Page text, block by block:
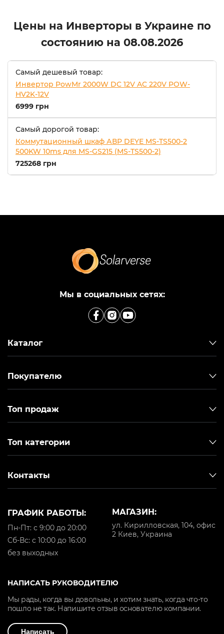
Цены на Инверторы в Украине по
состоянию на 08.08.2026
Самый дешевый товар:
Инвертор PowMr 2000W DC 12V AC 220V POW-
HV2K-12V
6999 грн
Самый дорогой товар:
Коммутационный шкаф АВР DEYE MS-TS500-2
500KW 10ms для MS-GS215 (MS-TS500-2)
725268 грн
Мы в социальных сетях:
Каталог
Покупателю
Топ продаж
Топ категории
Контакты
МАГАЗИН:
ул. Кирилловская, 104, офис
2 Киев, Украина
ГРАФИК РАБОТЫ:
Пн-Пт: с 9:00 до 20:00
Cб-Вс: с 10:00 до 16:00
без выходных
НАПИСАТЬ РУКОВОДИТЕЛЮ
Мы рады, когда вы довольны, и хотим знать, когда что-то
пошло не так. Напишите отзыв основателю компании.
Написать